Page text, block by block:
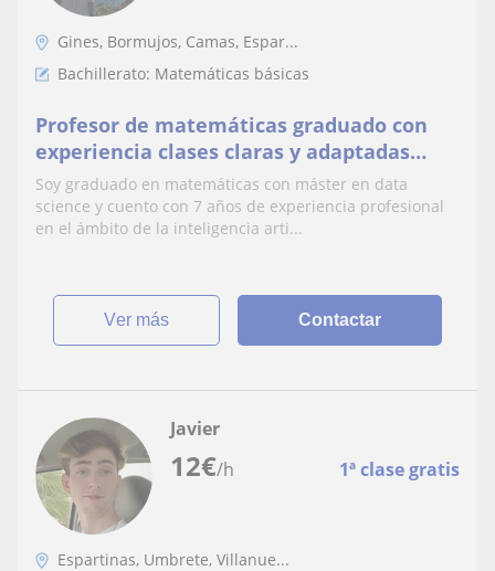
Gines, Bormujos, Camas, Espar...
Bachillerato: Matemáticas básicas
Profesor de matemáticas graduado con
experiencia clases claras y adaptadas
para ESO y Bachillerato
Soy graduado en matemáticas con máster en data
science y cuento con 7 años de experiencia profesional
en el ámbito de la inteligencia arti...
ver más Contactar
12€/h 1ª clase gratis
Javier
Espartinas, Umbrete, Villanue...